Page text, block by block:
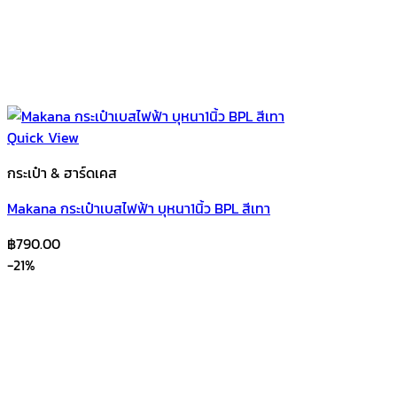
Quick View
กระเป๋า & ฮาร์ดเคส
Makana กระเป๋าเบสไฟฟ้า บุหนา1นิ้ว BPL สีเทา
฿790.00
-21%